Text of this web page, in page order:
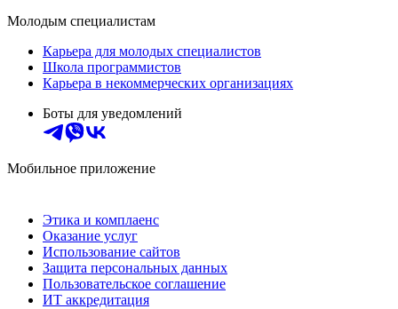
Молодым специалистам
Карьера для молодых специалистов
Школа программистов
Карьера в некоммерческих организациях
Боты для уведомлений
Мобильное приложение
Этика и комплаенс
Оказание услуг
Использование сайтов
Защита персональных данных
Пользовательское соглашение
ИТ аккредитация